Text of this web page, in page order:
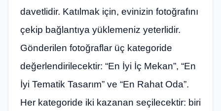
davetlidir. Katılmak için, evinizin fotoğrafını
çekip bağlantıya yüklemeniz yeterlidir.
Gönderilen fotoğraflar üç kategoride
değerlendirilecektir: “En İyi İç Mekan”, “En
İyi Tematik Tasarım” ve “En Rahat Oda”.
Her kategoride iki kazanan seçilecektir: biri